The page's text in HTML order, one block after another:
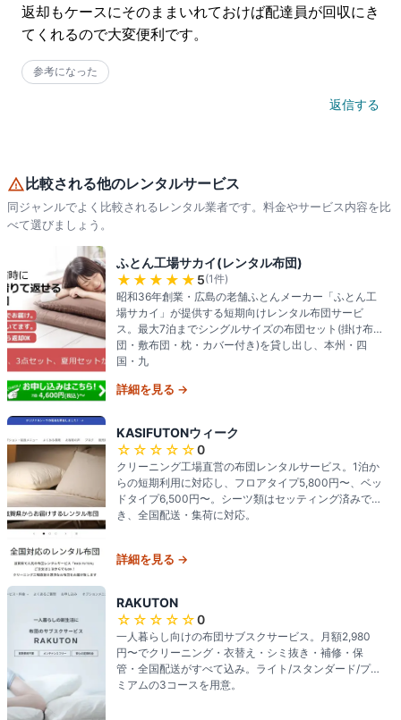
返却もケースにそのままいれておけば配達員が回収にき
てくれるので大変便利です。
参考になった
返信する
比較される他のレンタルサービス
同ジャンルでよく比較されるレンタル業者です。料金やサービス内容を比
べて選びましょう。
ふとん工場サカイ(レンタル布団)
★★★★★ 5(1件)
昭和36年創業・広島の老舗ふとんメーカー「ふとん工
場サカイ」が提供する短期向けレンタル布団サービ
ス。最大7泊までシングルサイズの布団セット(掛け布
団・敷布団・枕・カバー付き)を貸し出し、本州・四
国・九
詳細を見る →
KASIFUTONウィーク
☆☆☆☆☆0
クリーニング工場直営の布団レンタルサービス。1泊か
らの短期利用に対応し、フロアタイプ5,800円〜、ベッ
ドタイプ6,500円〜。シーツ類はセッティング済みで届
き、全国配送・集荷に対応。
詳細を見る →
RAKUTON
☆☆☆☆☆0
一人暮らし向けの布団サブスクサービス。月額2,980
円〜でクリーニング・衣替え・シミ抜き・補修・保
管・全国配送がすべて込み。ライト/スタンダード/プレ
ミアムの3コースを用意。